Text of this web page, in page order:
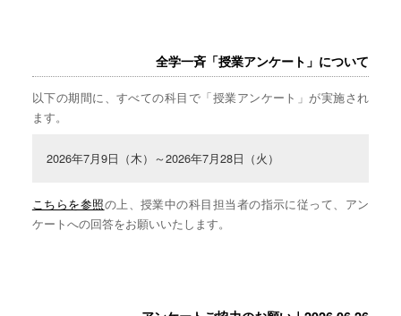
全学一斉「授業アンケート」について
以下の期間に、すべての科目で「授業アンケート」が実施され
ます。
2026年7月9日（木）～2026年7月28日（火）
こちらを参照の上、授業中の科目担当者の指示に従って、アン
ケートへの回答をお願いいたします。